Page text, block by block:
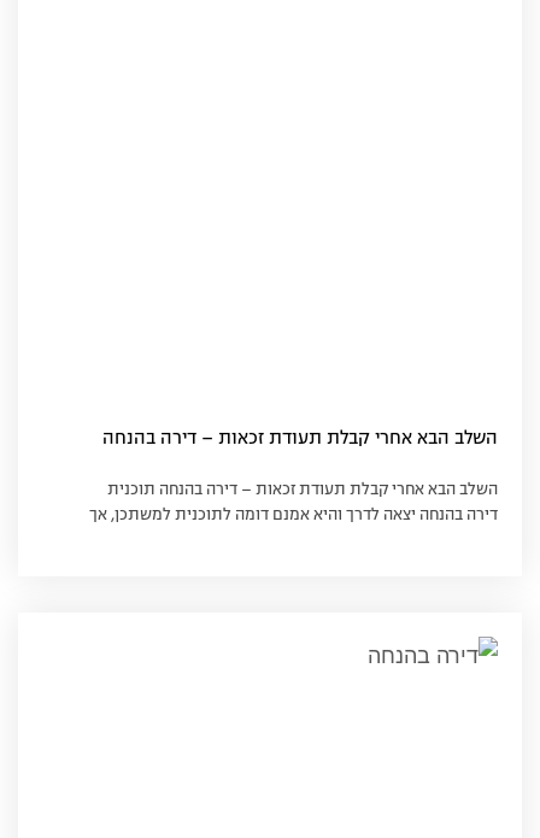
השלב הבא אחרי קבלת תעודת זכאות – דירה בהנחה
השלב הבא אחרי קבלת תעודת זכאות – דירה בהנחה תוכנית
דירה בהנחה יצאה לדרך והיא אמנם דומה לתוכנית למשתכן, אך